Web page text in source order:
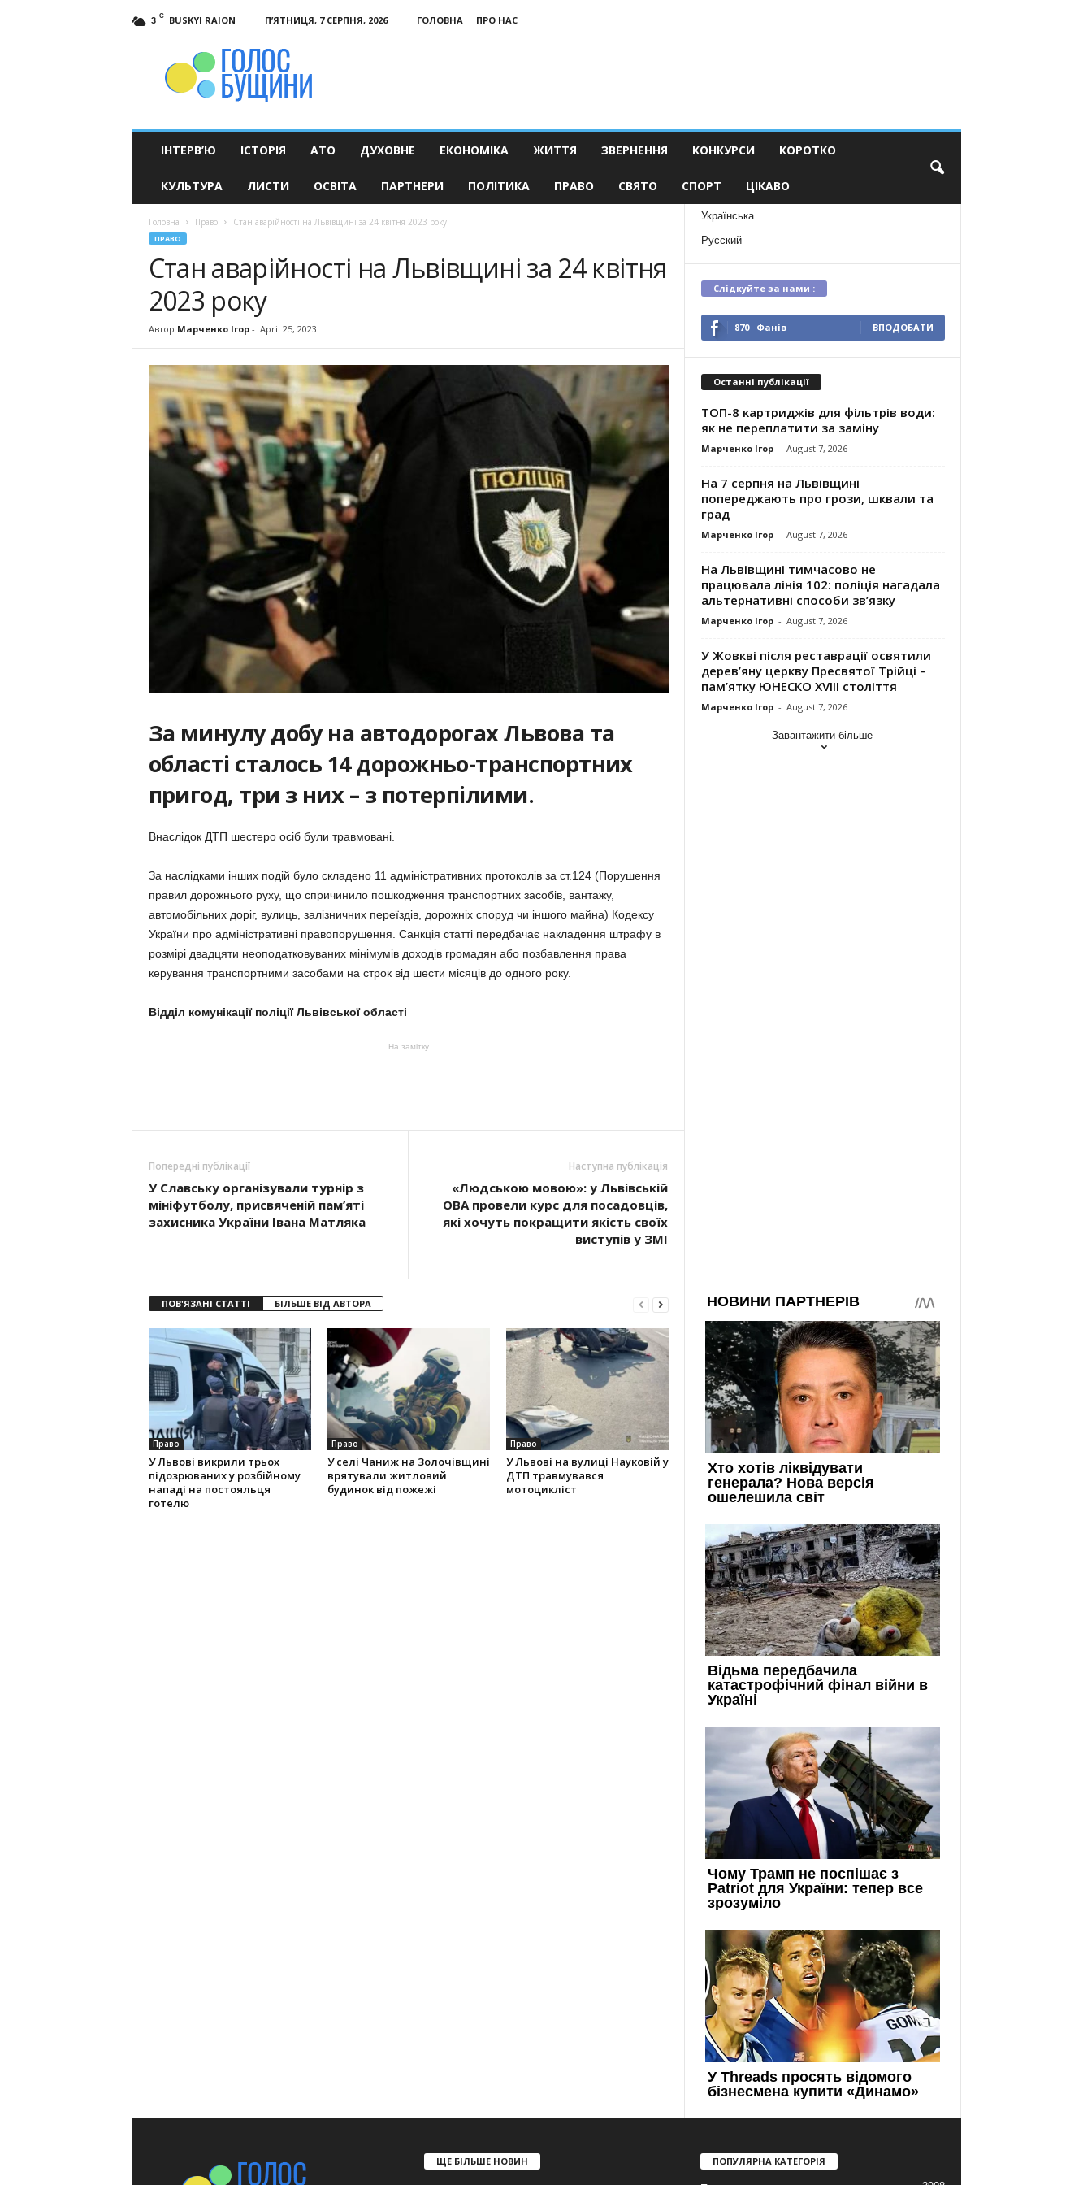
3 C BUSKYI RAION П’ЯТНИЦЯ, 7 СЕРПНЯ, 2026 ГОЛОВНА
ПРО НАС
ІНТЕРВ’Ю ІСТОРІЯ АТО ДУХОВНЕ ЕКОНОМІКА ЖИТТЯ ЗВЕРНЕННЯ КОНКУРСИ КОРОТКО
КУЛЬТУРА ЛИСТИ ОСВІТА ПАРТНЕРИ ПОЛІТИКА ПРАВО СВЯТО СПОРТ ЦІКАВО
Головна Право Стан аварійності на Львівщині за 24 квітня 2023 року
ПРАВО
Стан аварійності на Львівщині за 24 квітня
2023 року
Автор Марченко Ігор- April 25, 2023
За минулу добу на автодорогах Львова та
області сталось 14 дорожньо-транспортних
пригод, три з них – з потерпілими.
Внаслідок ДТП шестеро осіб були травмовані.
За наслідками інших подій було складено 11 адміністративних протоколів за ст.124 (Порушення
правил дорожнього руху, що спричинило пошкодження транспортних засобів, вантажу,
автомобільних доріг, вулиць, залізничних переїздів, дорожніх споруд чи іншого майна) Кодексу
України про адміністративні правопорушення. Санкція статті передбачає накладення штрафу в
розмірі двадцяти неоподатковуваних мінімумів доходів громадян або позбавлення права
керування транспортними засобами на строк від шести місяців до одного року.
Відділ комунікації поліції Львівської області
На замітку
Попередні публікації
У Славську організували турнір з
мініфутболу, присвяченій пам’яті
захисника України Івана Матляка
Наступна публікація
«Людською мовою»: у Львівській
ОВА провели курс для посадовців,
які хочуть покращити якість своїх
виступів у ЗМІ
ПОВ'ЯЗАНІ СТАТТІ БІЛЬШЕ ВІД АВТОРА
Право
У Львові викрили трьох
підозрюваних у розбійному
нападі на постояльця
готелю
Право
У селі Чаниж на Золочівщині
врятували житловий
будинок від пожежі
Право
У Львові на вулиці Науковій у
ДТП травмувався
мотоцикліст
Українська
Русский
Слідкуйте за нами :
870 Фанів ВПОДОБАТИ
Останні публікації
ТОП-8 картриджів для фільтрів води:
як не переплатити за заміну
Марченко Ігор - August 7, 2026
На 7 серпня на Львівщині
попереджають про грози, шквали та
град
Марченко Ігор - August 7, 2026
На Львівщині тимчасово не
працювала лінія 102: поліція нагадала
альтернативні способи зв’язку
Марченко Ігор - August 7, 2026
У Жовкві після реставрації освятили
дерев’яну церкву Пресвятої Трійці –
пам’ятку ЮНЕСКО XVIII століття
Марченко Ігор - August 7, 2026
Завантажити більше
ЩЕ БІЛЬШЕ НОВИН ПОПУЛЯРНА КАТЕГОРІЯ